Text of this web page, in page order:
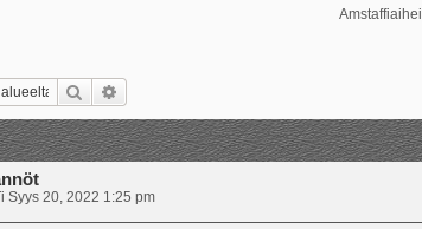
Etsi
Syys 20, 2022 1:25 pm